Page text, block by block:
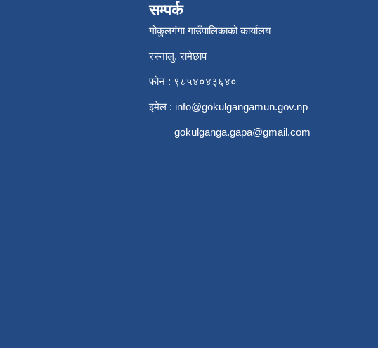
सम्पर्क
गोकुलगंगा गाउँपालिकाको कार्यालय
रस्नालु, रामेछाप
फोन : ९८५४०४३६४०
इमेल : info@gokulgangamun.gov.np
gokulganga.gapa@gmail.com